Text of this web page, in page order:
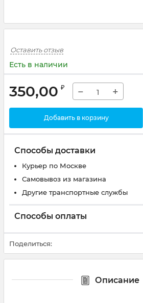
Оставить отзыв
Есть в наличии
350,00 ₽ − +
Добавить в корзину
Способы доставки
Курьер по Москве
Самовывоз из магазина
Другие транспортные службы
Способы оплаты
Поделиться:
Описание